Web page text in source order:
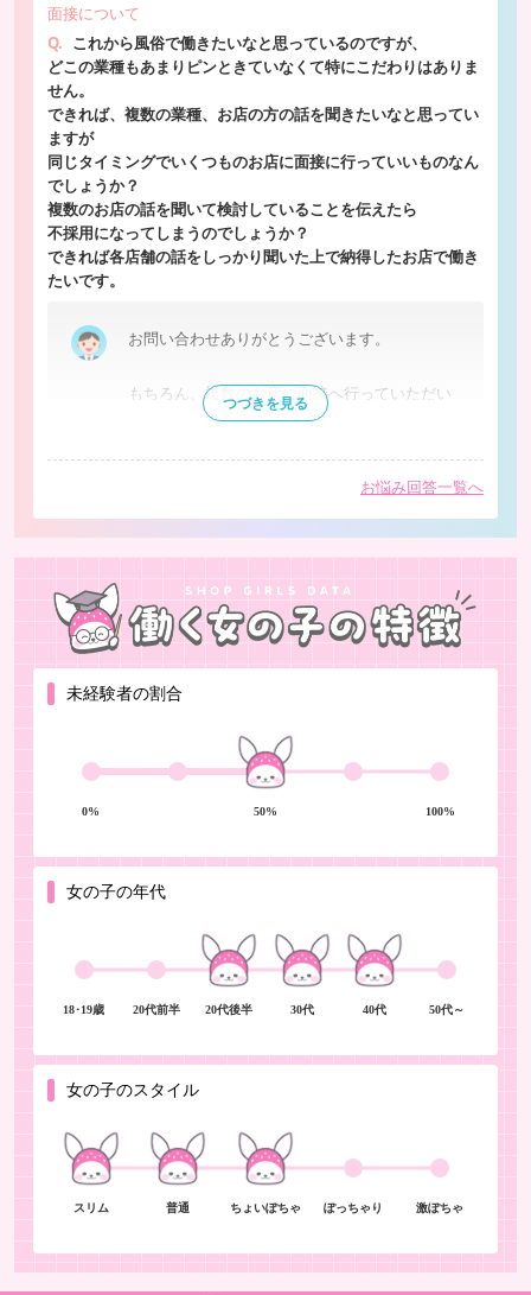
面接について
Q. これから風俗で働きたいなと思っているのですが、
どこの業種もあまりピンときていなくて特にこだわりはありま
せん。
できれば、複数の業種、お店の方の話を聞きたいなと思ってい
ますが
同じタイミングでいくつものお店に面接に行っていいものなん
でしょうか？
複数のお店の話を聞いて検討していることを伝えたら
不採用になってしまうのでしょうか？
できれば各店舗の話をしっかり聞いた上で納得したお店で働き
たいです。
お問い合わせありがとうございます。
もちろん、複数のお店に面接へ行っていただい
て問題ございません。
それぞれ異なりますので、いくつか比較された
上でご自身に合ったお店を選んでいただくのが
また、「他のお店も見て検討しています」と正
直にお伝えいただいても、それが理由で不採用
になることは基本的にありませんのでご安心く
ださい。むしろしっかり考えて選ばれる方の方
が、入店後も長く続けていただける印象があり
当店としても、不安や疑問を解消したうえで納
得してスタートしていただきたいと考えており
さい。
にお越しくださいね。
つづきを見る
お悩み回答一覧へ
未経験者の割合
0% 50% 100%
女の子の年代
18･19歳 20代前半 20代後半 30代 40代 50代～
女の子のスタイル
スリム 普通 ちょいぽちゃ ぽっちゃり 激ぽちゃ